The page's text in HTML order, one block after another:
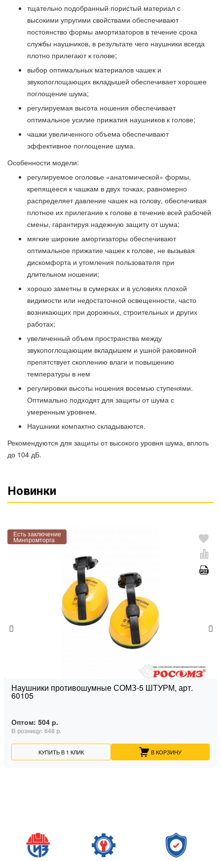
тщательно подобранный пористый материал с
высокими упругими свойствами обеспечивают
постоянство формы амортизаторов в течение срока
службы наушников, в результате чего наушники всегда
плотно прилегают к голове;
выбор оптимальных материалов чашек и
звукопоглощающих вкладышей обеспечивает хорошее
поглощение шума;
регулируемая высота ношения обеспечивает
оптимальное усилие прижатия наушников к голове;
чашки увеличенного объема обеспечивают
эффективное поглощение шума.
Особенности модели:
регулируемое оголовье «анатомической» формы,
крепящееся к чашкам в двух точках, равномерно
распределяет давление чашек на голову, обеспечивая
плотное их прилегание к голове в течение всей рабочей
смены, гарантируя надежную защиту от шума;
мягкие широкие амортизаторы обеспечивают
оптимальное прижатие чашек к голове, не вызывая
дискомфорта и утомления пользователя при
длительном ношении;
хорошо заметны в сумерках и в условиях плохой
видимости или недостаточной освещенности, часто
возникающих при дорожных, строительных и других
работах;
увеличенный объем пространства между
звукопоглощающим вкладышем и ушной раковиной
препятствует скоплению влаги и повышению
температуры в нем
регулировки высоты ношения восемью ступенями.
Оптимально подходят для защиты от шума с
умеренным уровнем.
Наушники компактно складываются.
Рекомендуются для защиты от высокого уровня шума, вплоть
до 104 дБ.
Новинки
Есть заключение
Минпромторга
Наушники противошумные СОМЗ-5 ШТУРМ, арт.
60105
Оптом: 504 р.
В розницу: 648 р.
КУПИТЬ В 1 КЛИК В КОРЗИНУ